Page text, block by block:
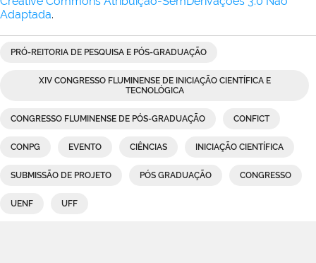
Adaptada.
PRÓ-REITORIA DE PESQUISA E PÓS-GRADUAÇÃO
XIV CONGRESSO FLUMINENSE DE INICIAÇÃO CIENTÍFICA E
TECNOLÓGICA
CONGRESSO FLUMINENSE DE PÓS-GRADUAÇÃO CONFICT
CONPG EVENTO CIÊNCIAS INICIAÇÃO CIENTÍFICA
SUBMISSÃO DE PROJETO PÓS GRADUAÇÃO CONGRESSO
UENF UFF